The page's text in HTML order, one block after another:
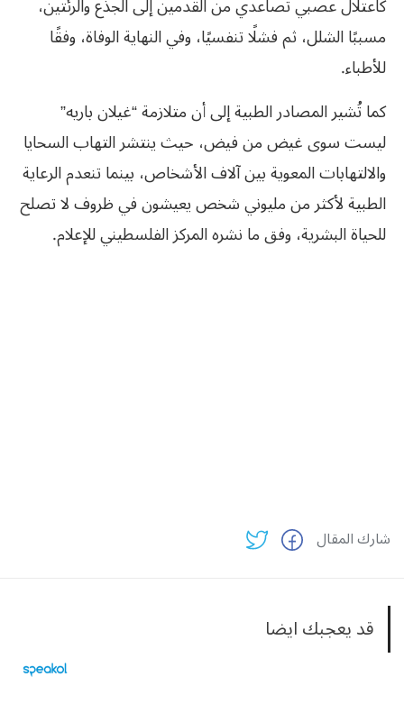
مسببًا الشلل، ثم فشلًا تنفسيًا، وفي النهاية الوفاة، وفقًا
للأطباء.
كما تُشير المصادر الطبية إلى أن متلازمة “غيلان باريه”
ليست سوى غيض من فيض، حيث ينتشر التهاب السحايا
والالتهابات المعوية بين آلاف الأشخاص، بينما تنعدم الرعاية
الطبية لأكثر من مليوني شخص يعيشون في ظروف لا تصلح
للحياة البشرية، وفق ما نشره المركز الفلسطيني للإعلام.
شارك المقال
قد يعجبك ايضا